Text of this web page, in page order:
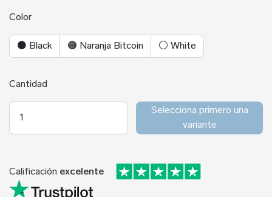
Color
⚫ Black 🟠 Naranja Bitcoin ⚪ White
Cantidad
Selecciona primero una
variante
Calificación excelente